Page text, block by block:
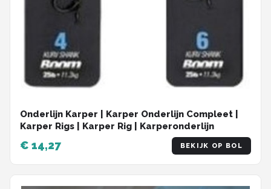
Onderlijn Karper | Karper Onderlijn Compleet |
Karper Rigs | Karper Rig | Karperonderlijn
€ 14,27 BEKIJK OP BOL